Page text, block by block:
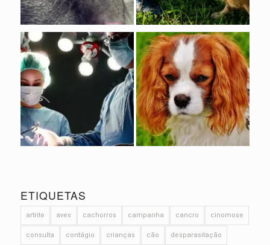
ETIQUETAS
artrite aves cachorros campanha cancro cinomose
consulta contágio crianças cão desparasitação